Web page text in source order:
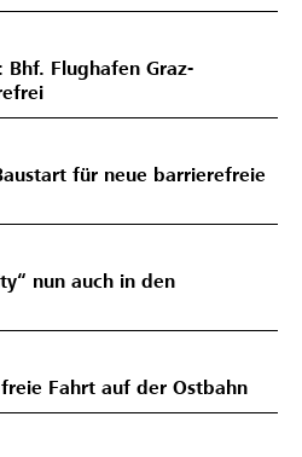
Flughafen Graz-
für neue barrierefreie
nun auch in den
Fahrt auf der Ostbahn